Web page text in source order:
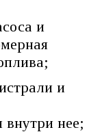
и
и
внутри нее;